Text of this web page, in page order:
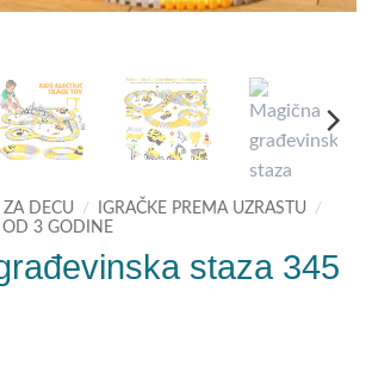
ZA DECU / IGRAČKE PREMA UZRASTU
/
OD 3 GODINE
staza 345